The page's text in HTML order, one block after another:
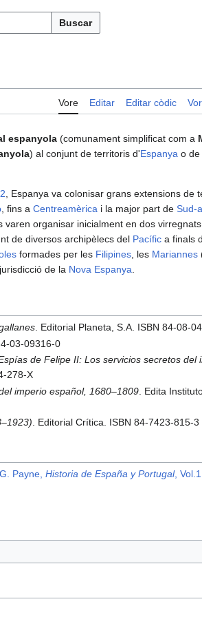
Buscar
Vore Editar Editar còdic
espanyola (comunament simplificat com a
) al conjunt de territoris d'Espanya o de
, Espanya va colonisar grans extensions de
, fins a Centreamèrica i la major part de Sud-
varen organisar inicialment en dos
de diversos archipèlecs del Pacífic a finals
formades per les Filipines , les Mariannes
de la Nova Espanya
. Editorial Planeta, S.A. ISBN 84-08-
03-09316-0
de Felipe II: Los servicios secretos del
278-X
imperio español, 1680–1809 . Edita
. Editorial Crítica. ISBN 84-7423-815-3
Payne,Historia de España y Portugal,